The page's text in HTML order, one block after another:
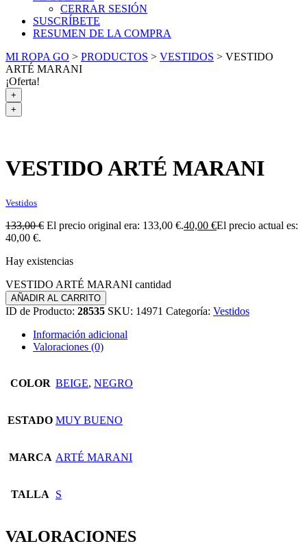
CERRAR SESIÓN
SUSCRÍBETE
RESUMEN DE LA COMPRA
MI ROPA GO > PRODUCTOS > VESTIDOS > VESTIDO
ARTÉ MARANI
¡Oferta!
+
+
VESTIDO ARTÉ MARANI
Vestidos
133,00€ El precio original era: 133,00 €.40,00 €El precio actual es:
40,00 €.
Hay existencias
VESTIDO ARTÉ MARANI cantidad
AÑADIR AL CARRITO
ID de Producto: 28535 SKU: 14971 Categoría: Vestidos
Información adicional
Valoraciones (0)
COLOR BEIGE, NEGRO
ESTADO MUY BUENO
MARCA ARTÉ MARANI
TALLA S
VALORACIONES